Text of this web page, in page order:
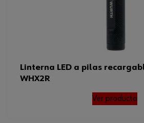
Linterna LED a pilas
WHX2R
Ver producto